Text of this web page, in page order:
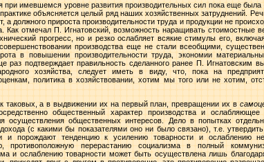
при имевшемся уровне развития производительных сил пока еще
объясняется целый ряд наших хозяйственных затруднений.
должного прироста производительности труда и продукции не
Как отмечал П. Игнатовский, возможность наращивать стоимостные
прогресс, но и резко ослабляет всякие стимулы его,
производства еще не стали всеобщими,
в повышении производительности труда, экономии
раз подтверждает правильность сделанного ранее П. Игнатовским
хозяйства, следует иметь в виду, что, пока на
политика в хозяйствовании, хотим мы того или не хотим,
таковых, а в выдвижении их на первый план, превращении их в
общественный характер производства и ослабляющее
осуществления общественных интересов. Дело в попытках
(с какими бы показателями оно ни было связано), т.е.
порождают тенденцию к усилению товарности и ослаблению
противоположную перерастанию социализма в полный
и ослаблению товарности может быть осуществлена лишь